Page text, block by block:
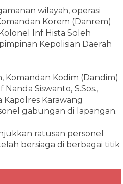
wilayah, operasi
Korem (Danrem)
Inf Hista Soleh
Kepolisian Daerah
Komandan Kodim (Dandim)
Siswanto, S.Sos.,
Karawang
gabungan di lapangan.
ratusan personel
bersiaga di berbagai titik